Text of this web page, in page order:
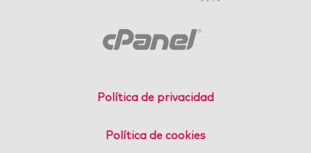
Política de privacidad
Política de cookies